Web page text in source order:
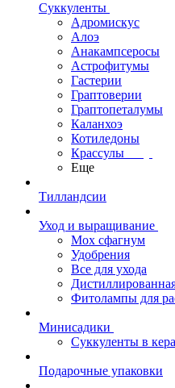
Суккуленты
Адромискус
Алоэ
Анакампсеросы
Астрофитумы
Гастерии
Граптоверии
Граптопеталумы
Каланхоэ
Котиледоны
Крассулы
Еще
Тилландсии
Уход и выращивание
Мох сфагнум
Удобрения
Все для ухода
Фитолампы для
Минисадики
Суккуленты в
Подарочные упаковки